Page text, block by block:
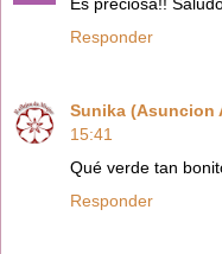
Responder
Sunika (Asuncion
15:41
Qué verde tan
Responder